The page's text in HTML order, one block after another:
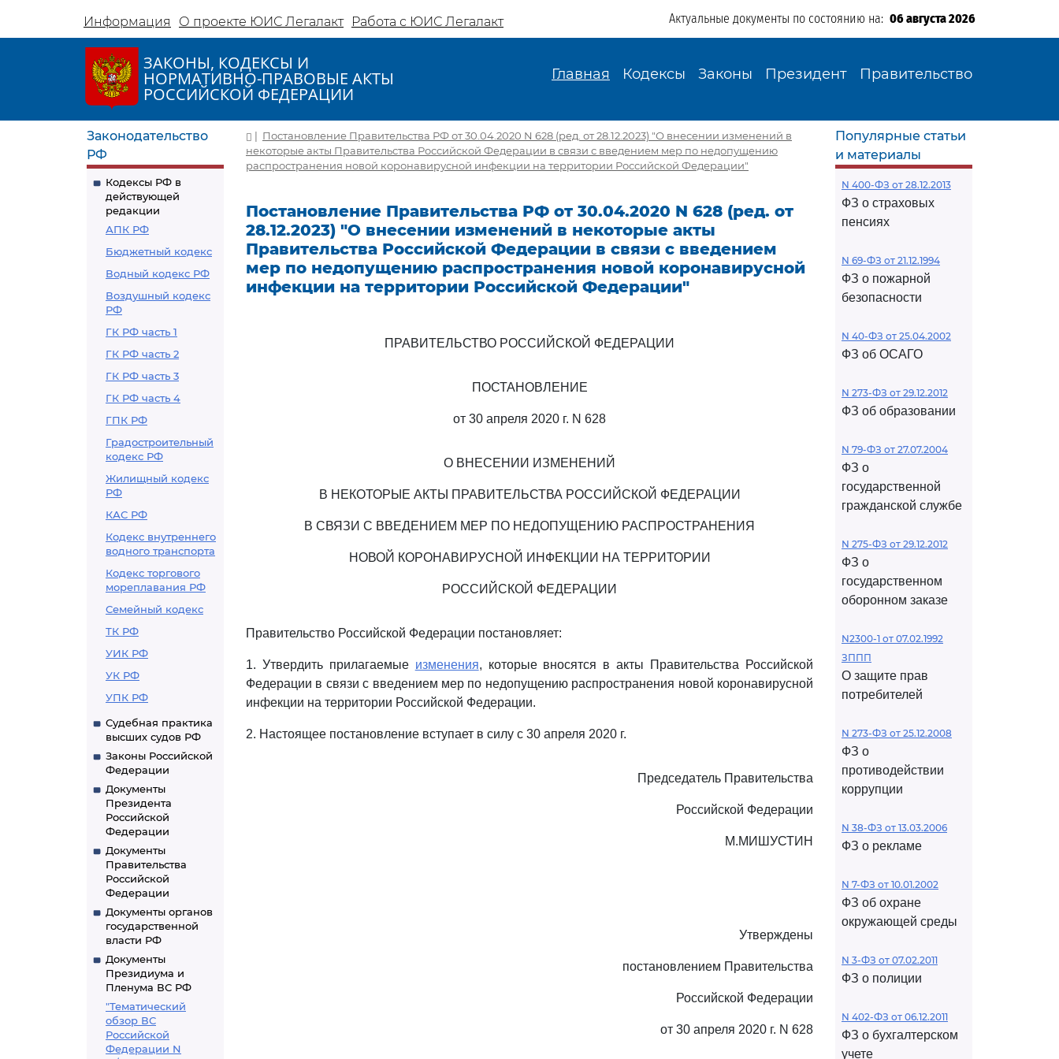
Информация О проекте ЮИС Легалакт Работа с ЮИС Легалакт Актуальные документы по состоянию на: 06 августа 2026
ЗАКОНЫ, КОДЕКСЫ И
НОРМАТИВНО-ПРАВОВЫЕ АКТЫ
РОССИЙСКОЙ ФЕДЕРАЦИИ
Главная Кодексы Законы Президент Правительство
Законодательство
РФ
Кодексы РФ в
действующей
редакции
АПК РФ
Бюджетный кодекс
Водный кодекс РФ
Воздушный кодекс
РФ
ГК РФ часть 1
ГК РФ часть 2
ГК РФ часть 3
ГК РФ часть 4
ГПК РФ
Градостроительный
кодекс РФ
Жилищный кодекс
РФ
КАС РФ
Кодекс внутреннего
водного транспорта
Кодекс торгового
мореплавания РФ
Семейный кодекс
ТК РФ
УИК РФ
УК РФ
УПК РФ
Судебная практика
высших судов РФ
Законы Российской
Федерации
Документы
Президента
Российской
Федерации
Документы
Правительства
Российской
Федерации
Документы органов
государственной
власти РФ
Документы
Президиума и
Пленума ВС РФ
"Тематический
обзор ВС
Российской
Федерации N
| Постановление Правительства РФ от 30.04.2020 N 628 (ред. от 28.12.2023) "О внесении изменений в
некоторые акты Правительства Российской Федерации в связи с введением мер по недопущению
распространения новой коронавирусной инфекции на территории Российской Федерации"
Постановление Правительства РФ от 30.04.2020 N 628 (ред. от
28.12.2023) "О внесении изменений в некоторые акты
Правительства Российской Федерации в связи с введением
мер по недопущению распространения новой коронавирусной
инфекции на территории Российской Федерации"
ПРАВИТЕЛЬСТВО РОССИЙСКОЙ ФЕДЕРАЦИИ
ПОСТАНОВЛЕНИЕ
от 30 апреля 2020 г. N 628
О ВНЕСЕНИИ ИЗМЕНЕНИЙ
В НЕКОТОРЫЕ АКТЫ ПРАВИТЕЛЬСТВА РОССИЙСКОЙ ФЕДЕРАЦИИ
В СВЯЗИ С ВВЕДЕНИЕМ МЕР ПО НЕДОПУЩЕНИЮ РАСПРОСТРАНЕНИЯ
НОВОЙ КОРОНАВИРУСНОЙ ИНФЕКЦИИ НА ТЕРРИТОРИИ
РОССИЙСКОЙ ФЕДЕРАЦИИ
Правительство Российской Федерации постановляет:
1. Утвердить прилагаемые изменения, которые вносятся в акты Правительства Российской
Федерации в связи с введением мер по недопущению распространения новой коронавирусной
инфекции на территории Российской Федерации.
2. Настоящее постановление вступает в силу с 30 апреля 2020 г.
Председатель Правительства
Российской Федерации
М.МИШУСТИН
Утверждены
постановлением Правительства
Российской Федерации
от 30 апреля 2020 г. N 628
Популярные статьи
и материалы
N 400-ФЗ от 28.12.2013
ФЗ о страховых
пенсиях
N 69-ФЗ от 21.12.1994
ФЗ о пожарной
безопасности
N 40-ФЗ от 25.04.2002
ФЗ об ОСАГО
N 273-ФЗ от 29.12.2012
ФЗ об образовании
N 79-ФЗ от 27.07.2004
ФЗ о
государственной
гражданской службе
N 275-ФЗ от 29.12.2012
ФЗ о
государственном
оборонном заказе
N2300-1 от 07.02.1992
ЗППП
О защите прав
потребителей
N 273-ФЗ от 25.12.2008
ФЗ о
противодействии
коррупции
N 38-ФЗ от 13.03.2006
ФЗ о рекламе
N 7-ФЗ от 10.01.2002
ФЗ об охране
окружающей среды
N 3-ФЗ от 07.02.2011
ФЗ о полиции
N 402-ФЗ от 06.12.2011
ФЗ о бухгалтерском
учете